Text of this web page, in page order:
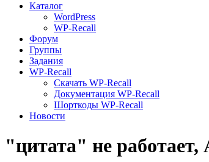
Каталог
WordPress
WP-Recall
Форум
Группы
Задания
WP-Recall
Скачать WP-Recall
Документация WP-Recall
Шорткоды WP-Recall
Новости
"цитата" не работает,